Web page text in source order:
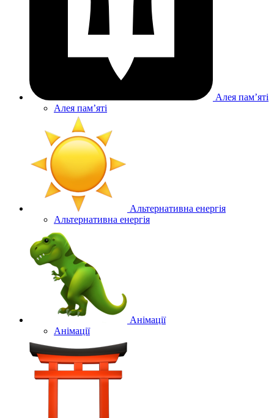
Алея памʼяті
Алея памʼяті
Альтернативна енергія
Альтернативна енергія
Анімації
Анімації